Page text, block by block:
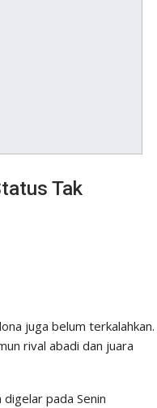
Tak
juga belum terkalahkan.
rival abadi dan juara
pada Senin